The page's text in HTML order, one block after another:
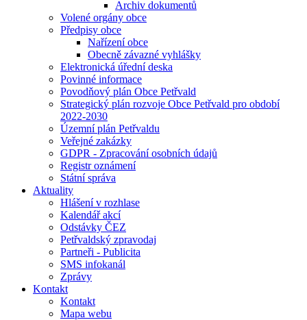
Archiv dokumentů
Volené orgány obce
Předpisy obce
Nařízení obce
Obecně závazné vyhlášky
Elektronická úřední deska
Povinné informace
Povodňový plán Obce Petřvald
Strategický plán rozvoje Obce Petřvald pro období
2022-2030
Územní plán Petřvaldu
Veřejné zakázky
GDPR - Zpracování osobních údajů
Registr oznámení
Státní správa
Aktuality
Hlášení v rozhlase
Kalendář akcí
Odstávky ČEZ
Petřvaldský zpravodaj
Partneři - Publicita
SMS infokanál
Zprávy
Kontakt
Kontakt
Mapa webu